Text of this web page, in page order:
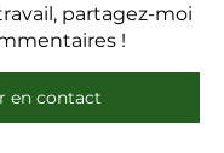
partagez-moi
!
en contact